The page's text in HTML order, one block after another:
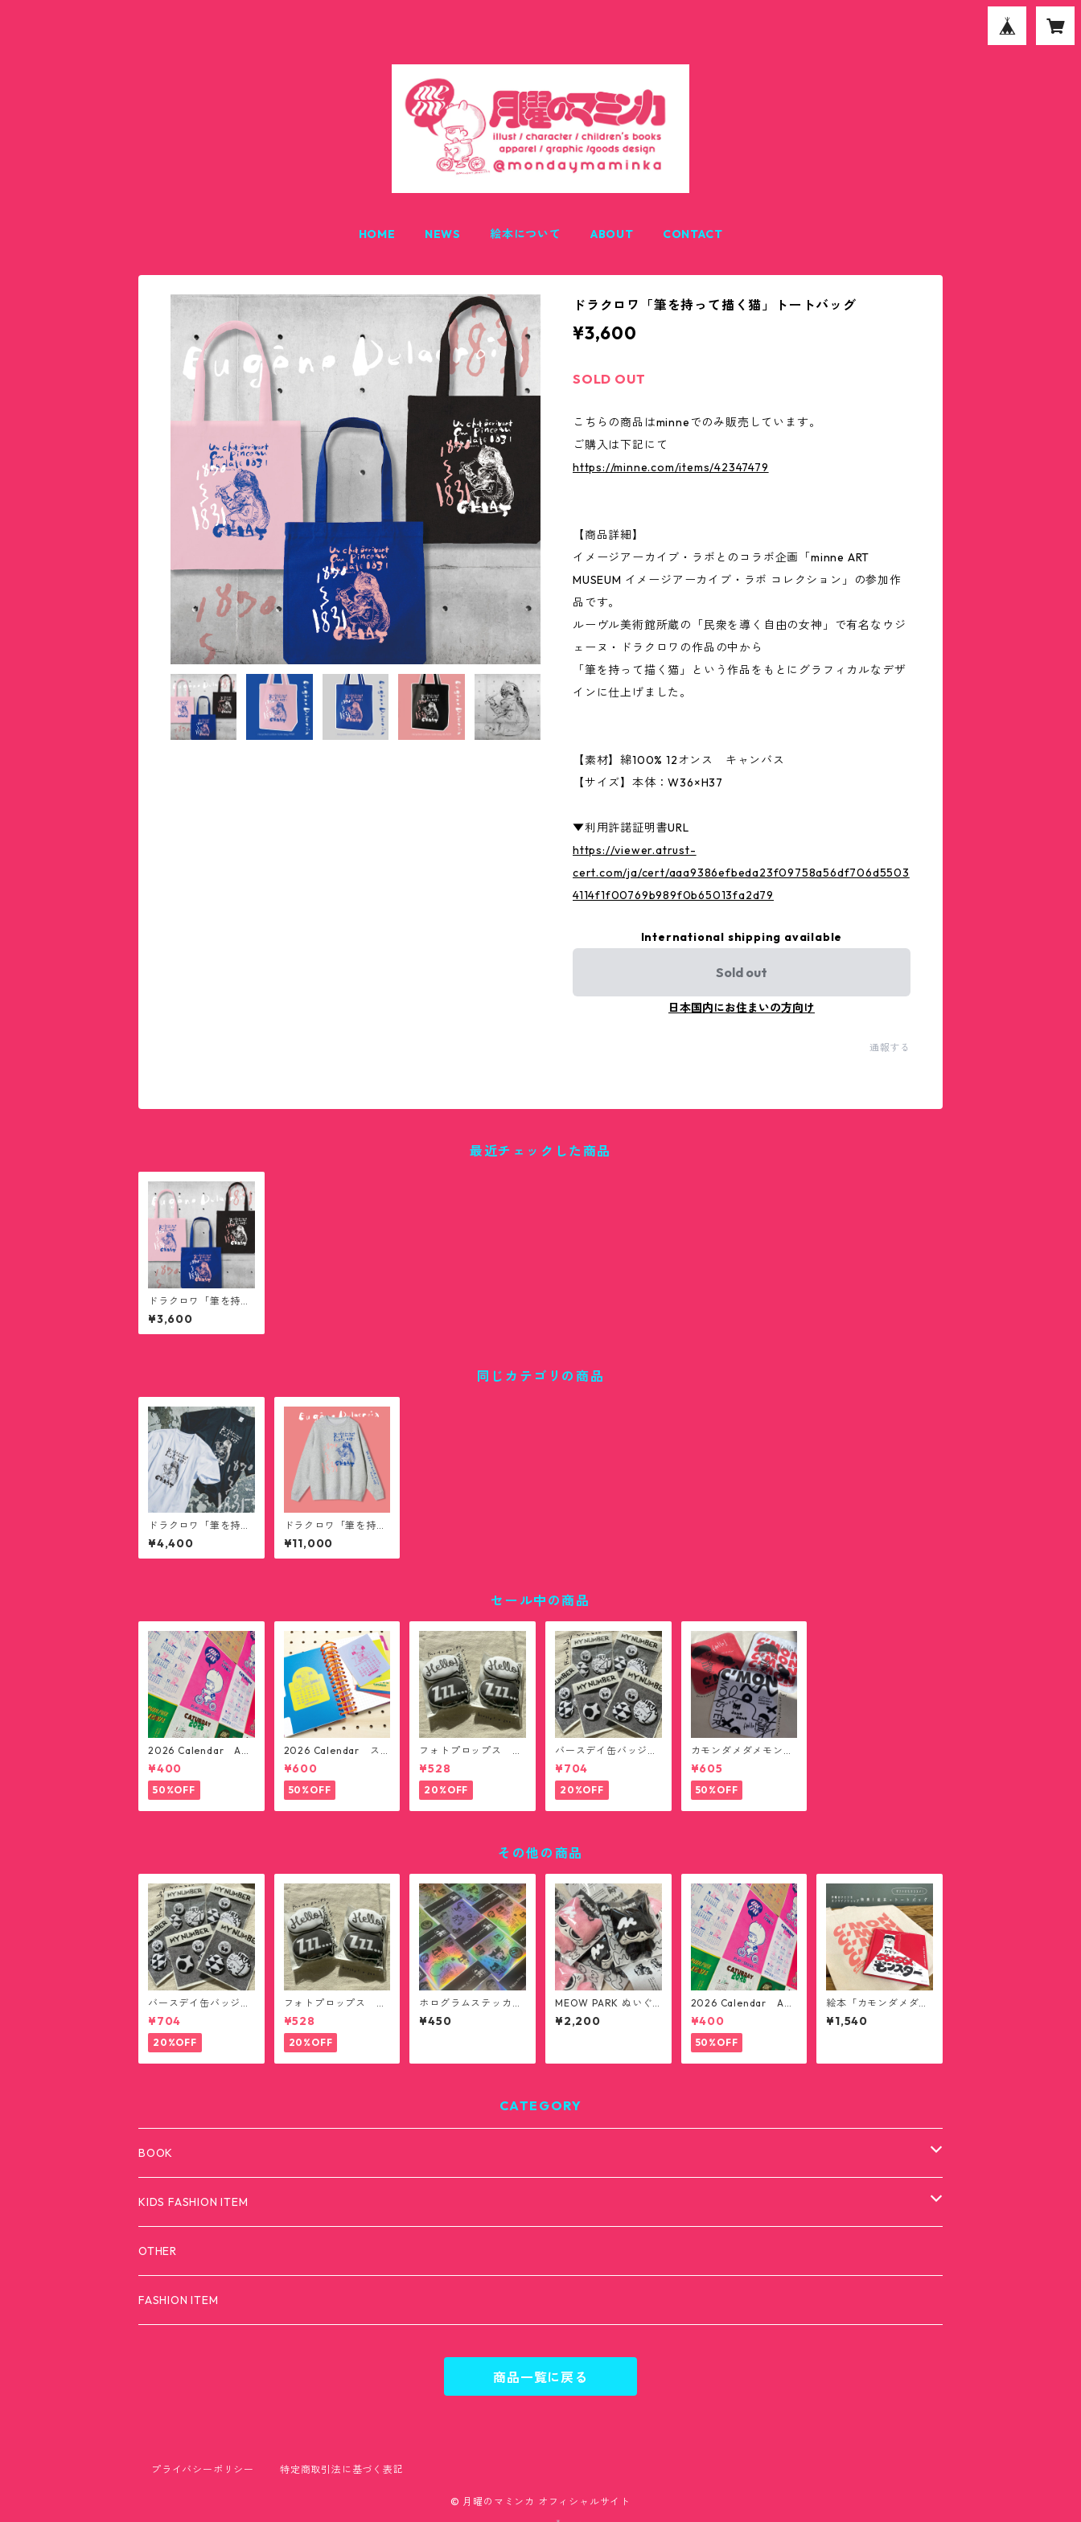
HOME NEWS 絵本について ABOUT CONTACT
ドラクロワ「筆を持って描く猫」トートバッグ
¥3,600
SOLD OUT
こちらの商品はminneでのみ販売しています。
ご購入は下記にて
https://minne.com/items/42347479
【商品詳細】
イメージアーカイブ・ラボとのコラボ企画「minne ART
MUSEUM イメージアーカイブ・ラボ コレクション」の参加作
品です。
ルーヴル美術館所蔵の「民衆を導く自由の女神」で有名なウジ
ェーヌ・ドラクロワの作品の中から
「筆を持って描く猫」という作品をもとにグラフィカルなデザ
インに仕上げました。
【素材】綿100% 12オンス キャンバス
【サイズ】本体：W36×H37
▼利用許諾証明書URL
https://viewer.atrust-
cert.com/ja/cert/aaa9386efbeda23f09758a56df706d5503
4114f1f00769b989f0b65013fa2d79
International shipping available
Sold out
日本国内にお住まいの方向け
通報する
最近チェックした商品
ドラクロワ「筆を持っ
て描く猫」トートバッ
グ
¥3,600
同じカテゴリの商品
ドラクロワ「筆を持っ
て描く猫」ビッグシル
エットTシャツ
¥4,400
ドラクロワ「筆を持っ
て描く猫」ビッグシル
エットスウェット
¥11,000
セール中の商品
2026 Calendar A3
ポスター
¥400
50%OFF
2026 Calendar ス
テッカー12枚セット(送
料無料)
¥600
50%OFF
フォトプロップス ミ
ニクッション(送料無
料)
¥528
20%OFF
バースデイ缶バッジ
(送料無料)
¥704
20%OFF
カモンダメダメモンス
ター ハンカチタオル
(送料無料)
¥605
50%OFF
その他の商品
バースデイ缶バッジ
(送料無料)
¥704
20%OFF
フォトプロップス ミ
ニクッション(送料無
料)
¥528
20%OFF
ホログラムステッカー
シート(送料無料)
¥450
MEOW PARK ぬいぐ
るみ
¥2,200
2026 Calendar A3
ポスター
¥400
50%OFF
絵本「カモンダメダメ
モンスター」トートバ
ッグ付き(送料無料)
¥1,540
CATEGORY
BOOK
カモンダメダメモンスター
KIDS FASHION ITEM
T-SHIRTS
OTHER
FASHION ITEM
商品一覧に戻る
プライバシーポリシー 特定商取引法に基づく表記
© 月曜のマミンカ オフィシャルサイト